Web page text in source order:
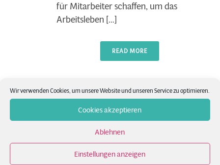
Wir verwenden Cookies, um unsere Website und unseren Service zu optimieren.
Cookies akzeptieren
Ablehnen
Einstellungen anzeigen
für Mitarbeiter schaffen, um das
Arbeitsleben [...]
READ MORE